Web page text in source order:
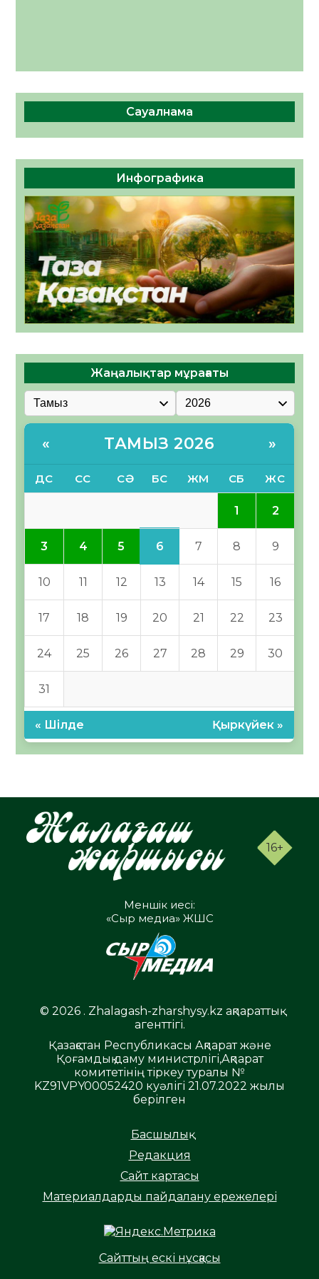
Сауалнама
Инфографика
Жаңалықтар мұрағаты
« ТАМЫЗ 2026 »
ДС СС СӘ БС ЖМ СБ ЖС
1 2
3 4 5 6 7 8 9
10 11 12 13 14 15 16
17 18 19 20 21 22 23
24 25 26 27 28 29 30
31
« Шілде Қыркүйек »
16+
Меншік иесі:
«Сыр медиа» ЖШС
© 2026 . Zhalagash-zharshysy.kz ақпараттық
агенттігі.
Қазақстан Республикасы Ақпарат және
Қоғамдық даму министрлігі,Ақпарат
комитетінің тіркеу туралы №
KZ91VPY00052420 куәлігі 21.07.2022 жылы
берілген
Басшылық
Редакция
Сайт картасы
Материалдарды пайдалану ережелері
Сайттың ескі нұсқасы